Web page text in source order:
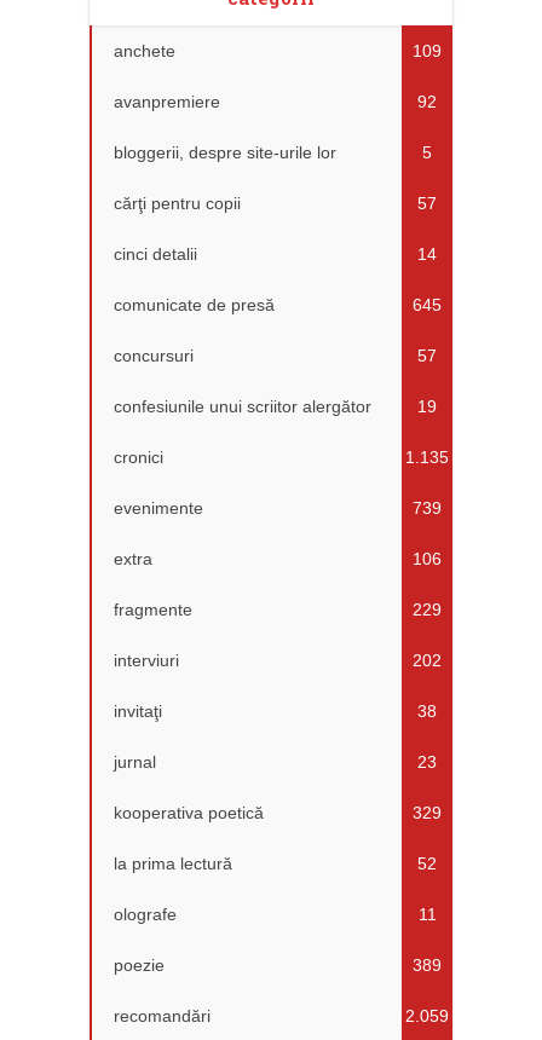
anchete 109
avanpremiere 92
bloggerii, despre site-urile lor 5
cărţi pentru copii 57
cinci detalii 14
comunicate de presă 645
concursuri 57
confesiunile unui scriitor alergător 19
cronici 1.135
evenimente 739
extra 106
fragmente 229
interviuri 202
invitaţi 38
jurnal 23
kooperativa poetică 329
la prima lectură 52
olografe 11
poezie 389
recomandări 2.059